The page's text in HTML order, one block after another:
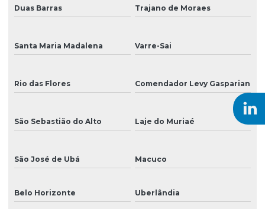
Tinta para impressão em grandes formatos
Tinta para impressão de placas externas
Tinta para impressão em vinil
Duas Barras Trajano de Moraes
Santa Maria Madalena Varre-Sai
Rio das Flores Comendador Levy Gasparian
São Sebastião do Alto Laje do Muriaé
São José de Ubá Macuco
Belo Horizonte Uberlândia